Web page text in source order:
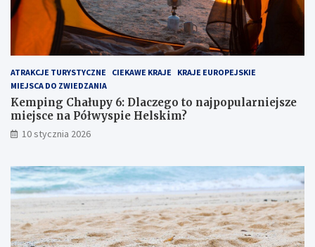
D
l
a
c
e
g
o
t
o
n
j
p
o
p
u
l
u
k
y
y
k
l
e
j
n
t
p
r
z
y
g
ATRAKCJE TURYSTYCZNE CIEKAWE KRAJE
KRAJE EUROPEJSKIE
MIEJSCA DO ZWIEDZANIA
Kemping Chałupy 6: Dlaczego to najpopularniejsze
miejsce na Półwyspie Helskim?
10 stycznia 2026